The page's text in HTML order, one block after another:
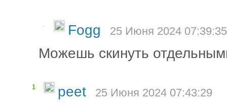
- Fogg 25 Июня 2024 07:39:35
Можешь скинуть
1 peet 25 Июня 2024 07:43:29